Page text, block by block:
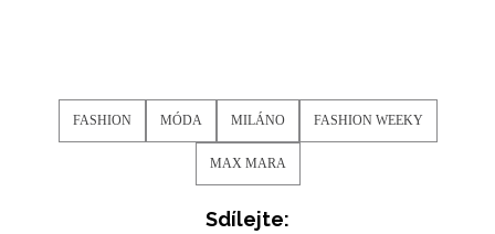
NEWSLETTER
FASHION MÓDA MILÁNO FASHION WEEKY
MAX MARA
Sdílejte: